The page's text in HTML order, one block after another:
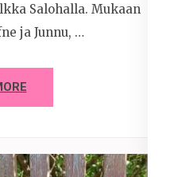
Salohalla. Mukaan
ja Junnu, …